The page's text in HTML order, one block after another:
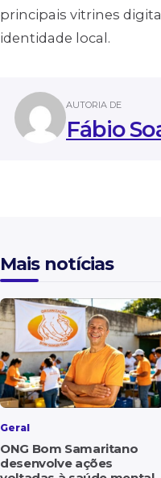
principais vitrines
identidade local.
AUTORIA DE
Fábio
Mais notícias
Geral
ONG Bom Samaritano
desenvolve ações